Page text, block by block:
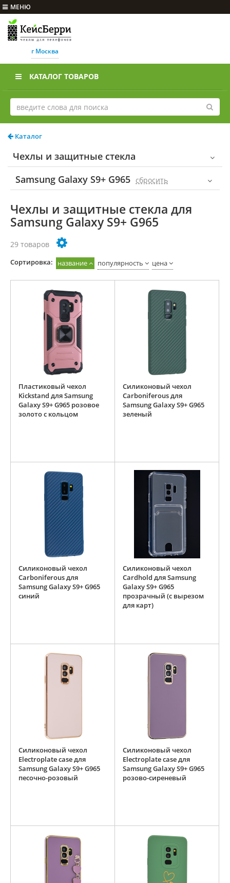
МЕНЮ
г Москва
КАТАЛОГ ТОВАРОВ
Каталог
Чехлы и защитные стекла
Samsung Galaxy S9+ G965 cбросить
Чехлы и защитные стекла для
Samsung Galaxy S9+ G965
29 товаров
Cортировка: название популярность цена
Пластиковый чехол
Kickstand для Samsung
Galaxy S9+ G965 розовое
золото с кольцом
Силиконовый чехол
Carboniferous для
Samsung Galaxy S9+ G965
зеленый
Силиконовый чехол
Carboniferous для
Samsung Galaxy S9+ G965
синий
Силиконовый чехол
Cardhold для Samsung
Galaxy S9+ G965
прозрачный (с вырезом
для карт)
Силиконовый чехол
Electroplate case для
Samsung Galaxy S9+ G965
песочно-розовый
Силиконовый чехол
Electroplate case для
Samsung Galaxy S9+ G965
розово-сиреневый